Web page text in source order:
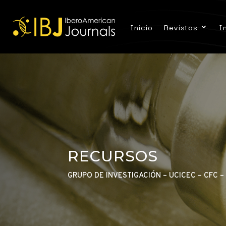
Inicio Revistas
RECURSOS
GRUPO DE INVESTIGACIÓN – UCICEC – CFC